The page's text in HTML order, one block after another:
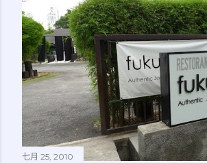
七月 25, 2010